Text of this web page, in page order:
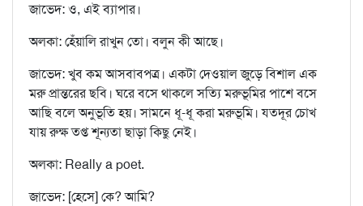
জাভেদ: ও, এই ব্যাপার।
অলকা: হেঁয়ালি রাখুন তো। বলুন কী আছে।
জাভেদ: খুব কম আসবাবপত্র। একটা দেওয়াল জুড়ে বিশাল এক
মরু প্রান্তরের ছবি। ঘরে বসে থাকলে সত্যি মরুভূমির পাশে বসে
আছি বলে অনুভূতি হয়। সামনে ধূ-ধূ করা মরুভূমি। যতদূর চোখ
যায় রুক্ষ তপ্ত শূন্যতা ছাড়া কিছু নেই।
অলকা: Really a poet.
জাভেদ: [হেসে] কে? আমি?